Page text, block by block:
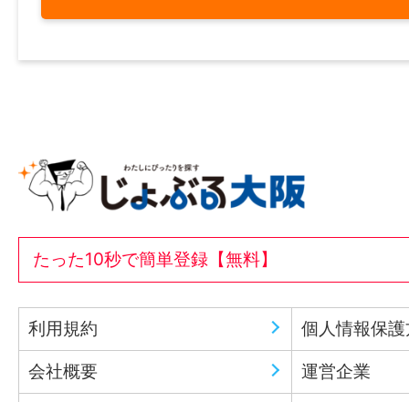
たった10秒で簡単登録【無料】
利用規約 個人情報保
会社概要 運営企業